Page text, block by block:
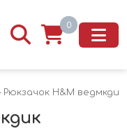
0
H&M ведмкдик